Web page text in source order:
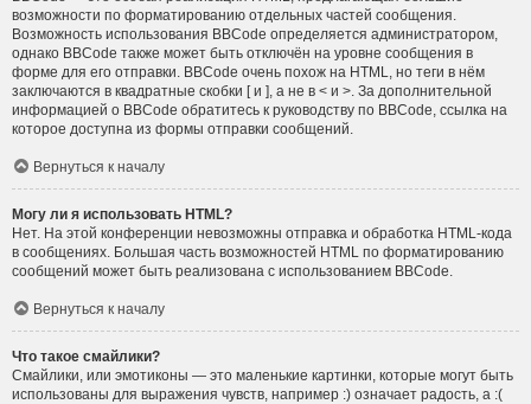
возможности по форматированию отдельных частей сообщения.
Возможность использования BBCode определяется администратором,
однако BBCode также может быть отключён на уровне сообщения в
форме для его отправки. BBCode очень похож на HTML, но теги в нём
заключаются в квадратные скобки [ и ], а не в < и >. За дополнительной
информацией о BBCode обратитесь к руководству по BBCode, ссылка на
которое доступна из формы отправки сообщений.
Вернуться к началу
Могу ли я использовать HTML?
Нет. На этой конференции невозможны отправка и обработка HTML-кода
в сообщениях. Большая часть возможностей HTML по форматированию
сообщений может быть реализована с использованием BBCode.
Вернуться к началу
Что такое смайлики?
Смайлики, или эмотиконы — это маленькие картинки, которые могут быть
использованы для выражения чувств, например :) означает радость, а :(